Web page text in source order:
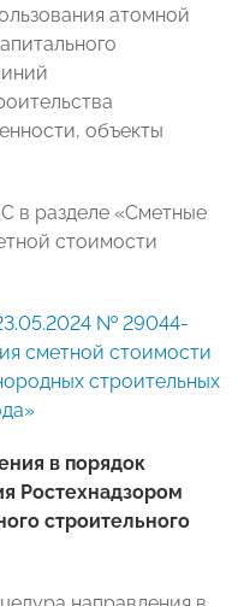
атомной
объекты
в разделе «Сметные
стоимости
№ 29044-
сметной стоимости
строительных
в порядок
Ростехнадзором
строительного